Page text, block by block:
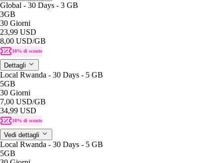
Global - 30 Days - 3 GB
3GB
30 Giorni
23,99 USD
8,00 USD/GB
10% di sconto
Dettagli
Local Rwanda - 30 Days - 5 GB
5GB
30 Giorni
7,00 USD/GB
34,99 USD
10% di sconto
Vedi dettagli
Local Rwanda - 30 Days - 5 GB
5GB